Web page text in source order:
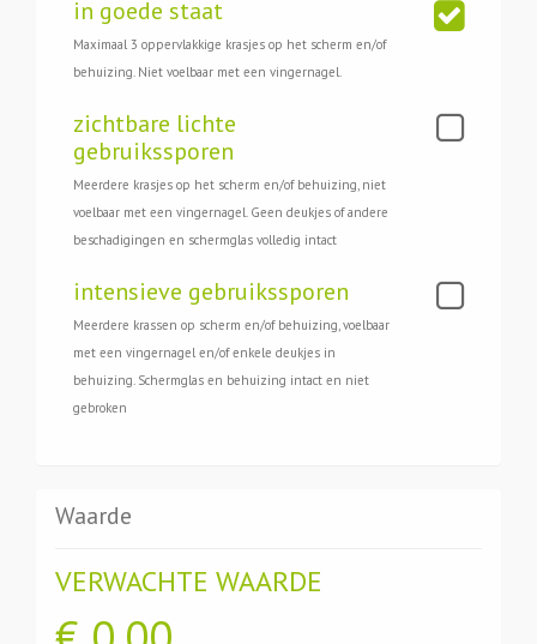
in goede staat
Maximaal 3 oppervlakkige krasjes op het scherm en/of
behuizing. Niet voelbaar met een vingernagel.
zichtbare lichte
gebruikssporen
Meerdere krasjes op het scherm en/of behuizing, niet
voelbaar met een vingernagel. Geen deukjes of andere
beschadigingen en schermglas volledig intact
intensieve gebruikssporen
Meerdere krassen op scherm en/of behuizing, voelbaar
met een vingernagel en/of enkele deukjes in
behuizing. Schermglas en behuizing intact en niet
gebroken
Waarde
VERWACHTE WAARDE